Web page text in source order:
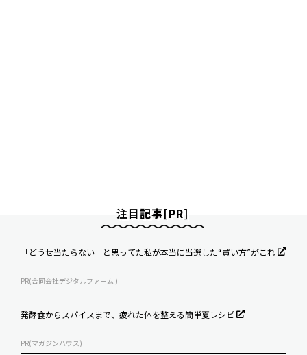
注目記事[PR]
「どうせ当たらない」と思ってた私が本当に当選した“買い方”がこれ
PR(合同会社デジタルファーム )
発酵食からスパイスまで、疲れた体を整える簡単夏レシピ
PR(マガジンハウス)